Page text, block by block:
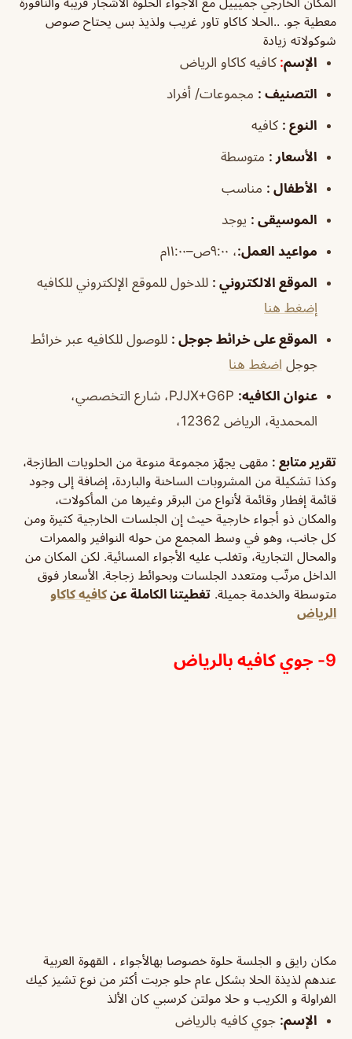
معطية جو. ..الحلا كاكاو تاور غريب ولذيذ بس يحتاح صوص
شوكولاته زيادة
الإسم: كافيه كاكاو الرياض
التصنيف : مجموعات/ أفراد
النوع : كافيه
الأسعار : متوسطة
الأطفال : مناسب
الموسيقى : يوجد
مواعيد العمل:، ٩:٠٠ص–١١:٠٠م
الموقع الالكتروني : للدخول للموقع الإلكتروني للكافيه
إضغط هنا
الموقع على خرائط جوجل : للوصول للكافيه عبر خرائط
جوجل اضغط هنا
عنوان الكافيه:
PJJX+G6P، شارع التخصصي،
المحمدية، الرياض 12362،
تقرير متابع : مقهى يجهّز مجموعة منوعة من الحلويات الطازجة،
وكذا تشكيلة من المشروبات الساخنة والباردة، إضافة إلى وجود
قائمة إفطار وقائمة لأنواع من البرقر وغيرها من المأكولات،
والمكان ذو أجواء خارجية حيث إن الجلسات الخارجية كثيرة ومن
كل جانب، وهو في وسط المجمع من حوله النوافير والممرات
والمحال التجارية، وتغلب عليه الأجواء المسائية. لكن المكان من
الداخل مرتّب ومتعدد الجلسات وبحوائط زجاجة. الأسعار فوق
متوسطة والخدمة جميلة. تغطيتنا الكاملة عنكافيه كاكاو
الرياض
9- جوي كافيه بالرياض
مكان رايق و الجلسة حلوة خصوصا بهالأجواء ، القهوة العربية
عندهم لذيذة الحلا بشكل عام حلو جربت أكثر من نوع تشيز كيك
الفراولة و الكريب و حلا مولتن كرسبي كان الألذ
الإسم: جوي كافيه بالرياض